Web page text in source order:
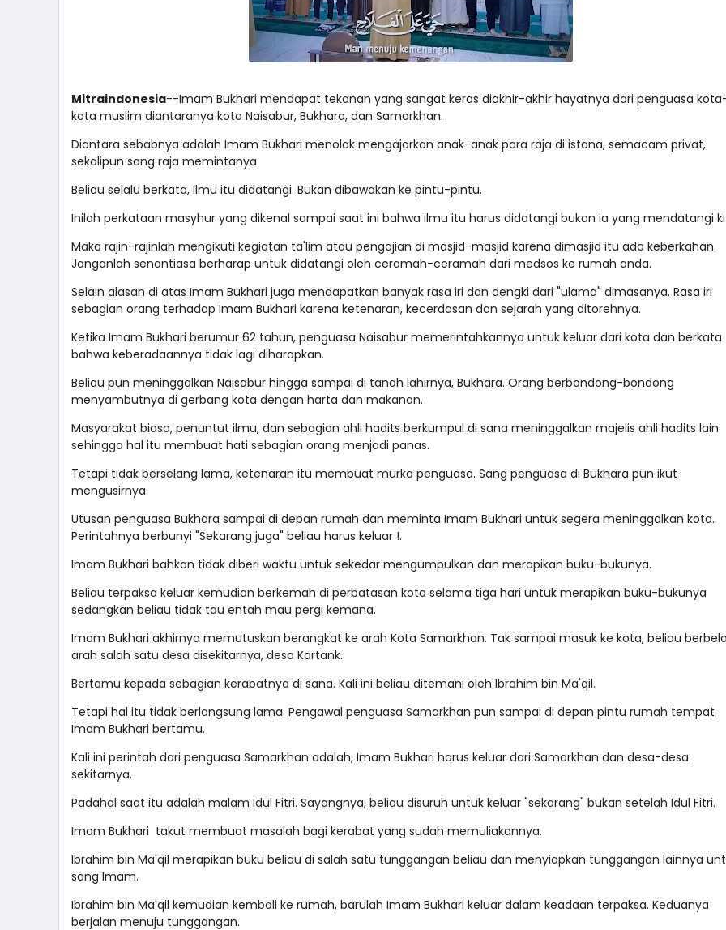
Mitraindonesia--Imam Bukhari mendapat tekanan yang sangat keras diakhir-akhir hayatnya dari penguasa
kota muslim diantaranya kota Naisabur, Bukhara, dan Samarkhan.
Diantara sebabnya adalah Imam Bukhari menolak mengajarkan anak-anak para raja di istana, semacam privat,
sekalipun sang raja memintanya.
Beliau selalu berkata, Ilmu itu didatangi. Bukan dibawakan ke pintu-pintu.
Inilah perkataan masyhur yang dikenal sampai saat ini bahwa ilmu itu harus didatangi bukan ia yang mendatangi
Maka rajin-rajinlah mengikuti kegiatan ta'lim atau pengajian di masjid-masjid karena dimasjid itu ada keberkahan.
Janganlah senantiasa berharap untuk didatangi oleh ceramah-ceramah dari medsos ke rumah anda.
Selain alasan di atas Imam Bukhari juga mendapatkan banyak rasa iri dan dengki dari "ulama" dimasanya. Rasa iri
sebagian orang terhadap Imam Bukhari karena ketenaran, kecerdasan dan sejarah yang ditorehnya.
Ketika Imam Bukhari berumur 62 tahun, penguasa Naisabur memerintahkannya untuk keluar dari kota dan berkata
bahwa keberadaannya tidak lagi diharapkan.
Beliau pun meninggalkan Naisabur hingga sampai di tanah lahirnya, Bukhara. Orang berbondong-bondong
menyambutnya di gerbang kota dengan harta dan makanan.
Masyarakat biasa, penuntut ilmu, dan sebagian ahli hadits berkumpul di sana meninggalkan majelis ahli hadits lain
sehingga hal itu membuat hati sebagian orang menjadi panas.
Tetapi tidak berselang lama, ketenaran itu membuat murka penguasa. Sang penguasa di Bukhara pun ikut
mengusirnya.
Utusan penguasa Bukhara sampai di depan rumah dan meminta Imam Bukhari untuk segera meninggalkan kota.
Perintahnya berbunyi "Sekarang juga" beliau harus keluar !.
Imam Bukhari bahkan tidak diberi waktu untuk sekedar mengumpulkan dan merapikan buku-bukunya.
Beliau terpaksa keluar kemudian berkemah di perbatasan kota selama tiga hari untuk merapikan buku-bukunya
sedangkan beliau tidak tau entah mau pergi kemana.
Imam Bukhari akhirnya memutuskan berangkat ke arah Kota Samarkhan. Tak sampai masuk ke kota, beliau
arah salah satu desa disekitarnya, desa Kartank.
Bertamu kepada sebagian kerabatnya di sana. Kali ini beliau ditemani oleh Ibrahim bin Ma'qil.
Tetapi hal itu tidak berlangsung lama. Pengawal penguasa Samarkhan pun sampai di depan pintu rumah tempat
Imam Bukhari bertamu.
Kali ini perintah dari penguasa Samarkhan adalah, Imam Bukhari harus keluar dari Samarkhan dan desa-desa
sekitarnya.
Padahal saat itu adalah malam Idul Fitri. Sayangnya, beliau disuruh untuk keluar "sekarang" bukan setelah Idul Fitri.
Imam Bukhari takut membuat masalah bagi kerabat yang sudah memuliakannya.
Ibrahim bin Ma'qil merapikan buku beliau di salah satu tunggangan beliau dan menyiapkan tunggangan lainnya
sang Imam.
Ibrahim bin Ma'qil kemudian kembali ke rumah, barulah Imam Bukhari keluar dalam keadaan terpaksa. Keduanya
berjalan menuju tunggangan.